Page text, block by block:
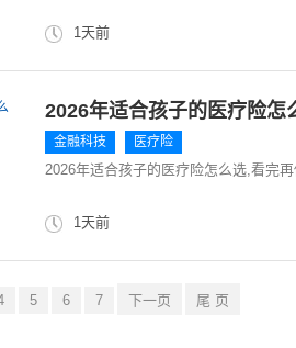
1天前
2026年适合孩子的医疗险怎
金融科技 医疗险
2026年适合孩子的医疗险怎么选,看完
1天前
5 6 7 下一页 尾 页